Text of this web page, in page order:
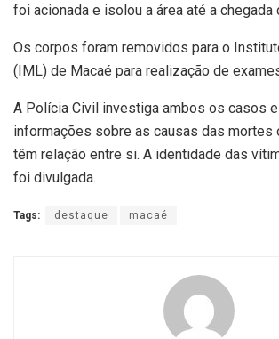
foi acionada e isolou a área até a chegada
Os corpos foram removidos para o
(IML) de Macaé para realização de
A Polícia Civil investiga ambos os casos e
informações sobre as causas das mortes
têm relação entre si. A identidade das
foi divulgada.
Tags: destaque macaé